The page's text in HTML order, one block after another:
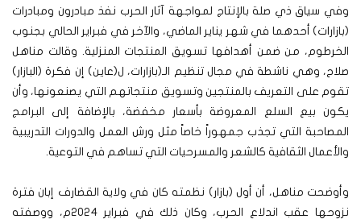
وفي سياق ذي صلة بالإنتاج لمواجهة آثار الحرب نفذ مبادرون ومبادرات
(بازارات) أحدهما في شهر يناير الماضي، والآخر في فبراير الحالي بجنوب
الخرطوم، من ضمن أهدافها تسويق المنتجات المنزلية. وقالت مناهل
صلاح، وهي ناشطة في مجال تنظيم الـ(بازارات، ل(عاين) إن فكرة (البازار)
تقوم على التعريف بالمنتجين وتسويق منتجاتهم التي يصنعونها، وأن
يكون بيع السلع المعروضة بأسعار مخفضة، بالإضافة إلى البرامج
المصاحبة التي تجذب جمهوراً خاصاً مثل ورش العمل والدورات التدريبية
والأعمال الثقافية كالشعر والمسرحيات التي تساهم في التوعية.
وأوضحت مناهل، أن أول (بازار) نظمته كان في ولاية القضارف إبان فترة
نزوحها عقب اندلاع الحرب، وكان ذلك في فبراير ٢٠٢٤م، ووصفته